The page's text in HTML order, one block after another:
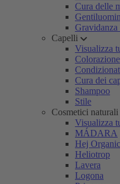
Cura delle
Gravidanza
Capelli
Visualizza
Colorazione
Cura dei
Shampoo
Stile
Cosmetici
Visualizza
MÁDARA
Hej Organic
Heliotrop
Lavera
Logona